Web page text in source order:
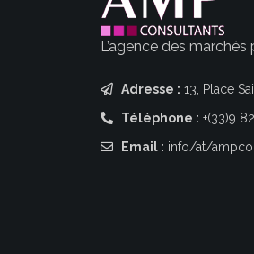
L’agence des marchés
Adresse : 13, Place
Téléphone : +(33)9
Email : info/at/